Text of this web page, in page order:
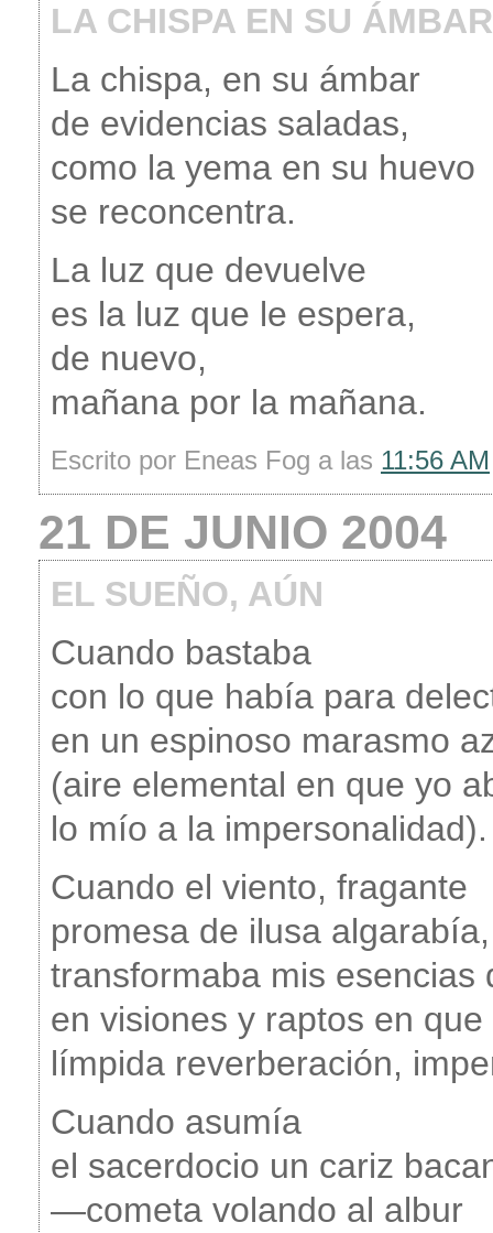
LA CHISPA EN SU ÁMBAR
La chispa, en su ámbar
de evidencias saladas,
como la yema en su huevo
se reconcentra.
La luz que devuelve
es la luz que le espera,
de nuevo,
mañana por la mañana.
Escrito por Eneas Fog a las 11:56 AM
21 DE JUNIO 2004
EL SUEÑO, AÚN
Cuando bastaba
con lo que había para
en un espinoso marasmo
(aire elemental en que yo
lo mío a la impersonalidad).
Cuando el viento, fragante
promesa de ilusa algarabía,
transformaba mis esencias
en visiones y raptos en que
límpida reverberación,
Cuando asumía
el sacerdocio un cariz
—cometa volando al albur